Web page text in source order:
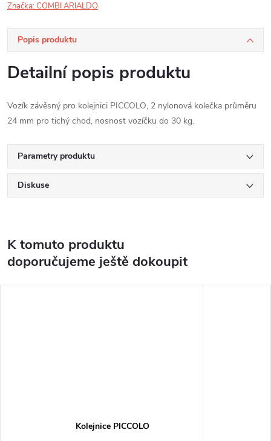
Značka:COMBI ARIALDO
Popis produktu
Detailní popis produktu
Vozík závěsný pro kolejnici PICCOLO, 2 nylonová kolečka průměru
24 mm pro tichý chod, nosnost vozíčku do 30 kg.
Parametry produktu
Diskuse
K tomuto produktu
doporučujeme ještě dokoupit
Kolejnice PICCOLO